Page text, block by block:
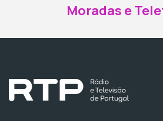
Moradas e